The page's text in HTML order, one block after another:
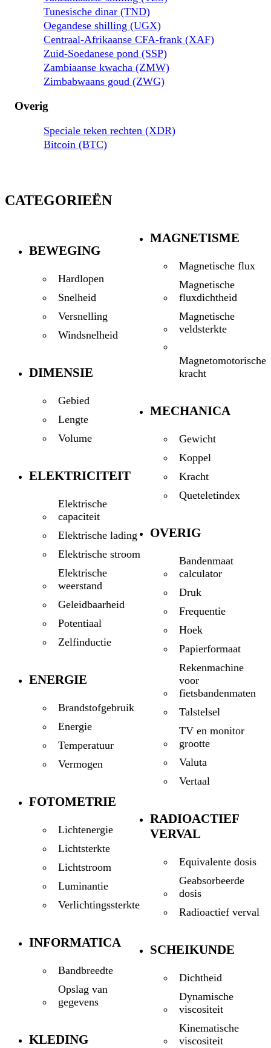
Tunesische dinar (TND)
Oegandese shilling (UGX)
Centraal-Afrikaanse CFA-frank (XAF)
Zuid-Soedanese pond (SSP)
Zambiaanse kwacha (ZMW)
Zimbabwaans goud (ZWG)
Overig
Speciale teken rechten (XDR)
Bitcoin (BTC)
CATEGORIEËN
BEWEGING
Hardlopen
Snelheid
Versnelling
Windsnelheid
DIMENSIE
Gebied
Lengte
Volume
ELEKTRICITEIT
Elektrische
capaciteit
Elektrische lading
Elektrische stroom
Elektrische
weerstand
Geleidbaarheid
Potentiaal
Zelfinductie
ENERGIE
Brandstofgebruik
Energie
Temperatuur
Vermogen
FOTOMETRIE
Lichtenergie
Lichtsterkte
Lichtstroom
Luminantie
Verlichtingssterkte
INFORMATICA
Bandbreedte
Opslag van
gegevens
KLEDING
MAGNETISME
Magnetische flux
Magnetische
fluxdichtheid
Magnetische
veldsterkte
Magnetomotorische
kracht
MECHANICA
Gewicht
Koppel
Kracht
Queteletindex
OVERIG
Bandenmaat
calculator
Druk
Frequentie
Hoek
Papierformaat
Rekenmachine
voor
fietsbandenmaten
Talstelsel
TV en monitor
grootte
Valuta
Vertaal
RADIOACTIEF
VERVAL
Equivalente dosis
Geabsorbeerde
dosis
Radioactief verval
SCHEIKUNDE
Dichtheid
Dynamische
viscositeit
Kinematische
viscositeit